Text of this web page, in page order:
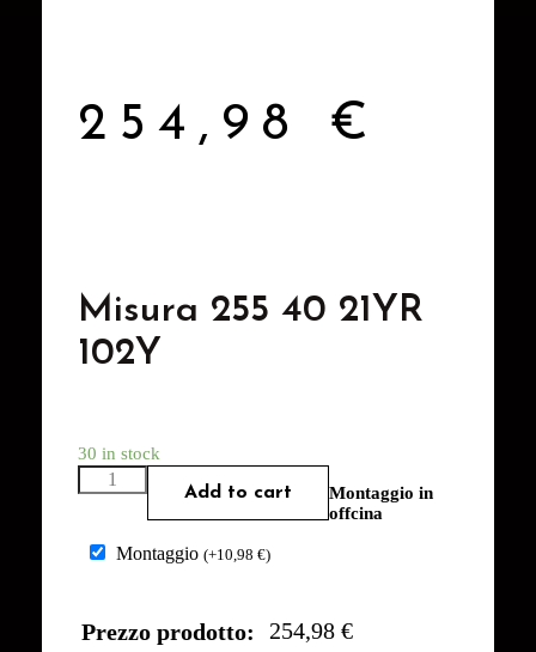
254,98 €
Misura 255 40 21YR
102Y
30 in stock
Add to cart
Montaggio in
offcina
Montaggio (+10,98 €)
Prezzo prodotto: 254,98 €